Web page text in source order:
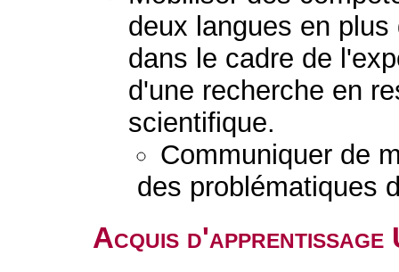
deux langues en
dans le cadre de
d'une recherche en
scientifique.
Communiquer de
des problématiques
Acquis d'apprentissage